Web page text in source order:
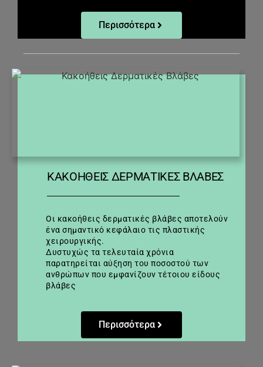
Περισσότερα
ΚΑΚΟΉΘΕΙΣ ΔΕΡΜΑΤΙΚΈΣ ΒΛΆΒΕΣ
Οι κακοήθεις δερματικές βλάβες αποτελούν
ένα σημαντικό κεφάλαιο τις πλαστικής
χειρουργικής.
Δυστυχώς τα τελευταία χρόνια
παρατηρείται αύξηση του ποσοστού των
ανθρώπων που εμφανίζουν τέτοιου είδους
βλάβες
Περισσότερα